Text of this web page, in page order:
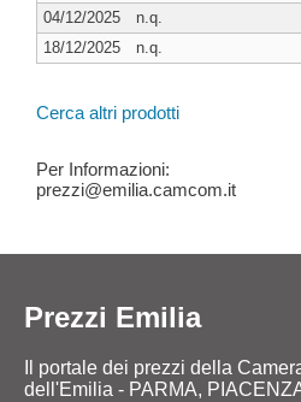
04/12/2025
n.q.
18/12/2025
n.q.
Cerca altri prodotti
Per Informazioni:
prezzi@emilia.camcom.it
Prezzi Emilia
Il portale dei prezzi della
dell'Emilia - PARMA,